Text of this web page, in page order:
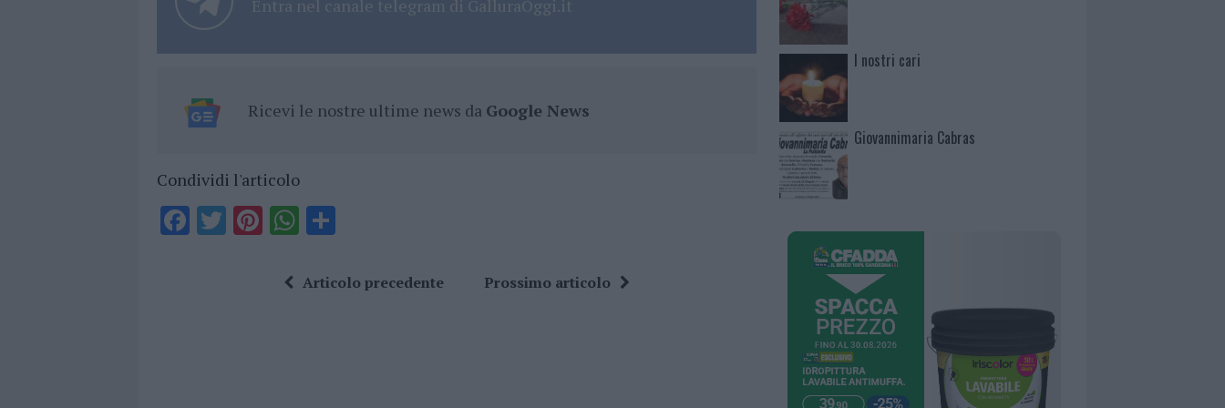
Entra nel canale telegram di GalluraOggi.it
Ricevi le nostre ultime news da Google News
Condividi l'articolo
F T Pi
te
W
ata
Articolo precedente Prossimo articolo
I nostri cari
Giovannimaria Cabras